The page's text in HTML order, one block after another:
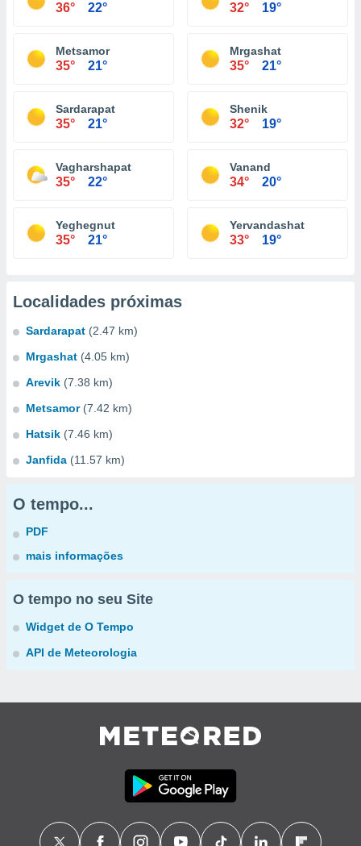
36° 22° 32° 19°
Metsamor
35° 21°
Mrgashat
35° 21°
Sardarapat
35° 21°
Shenik
32° 19°
Vagharshapat
35° 22°
Vanand
34° 20°
Yeghegnut
35° 21°
Yervandashat
33° 19°
Localidades próximas
Sardarapat (2.47 km)
Mrgashat (4.05 km)
Arevik (7.38 km)
Metsamor (7.42 km)
Hatsik (7.46 km)
Janfida (11.57 km)
O tempo...
PDF
mais informações
O tempo no seu Site
Widget de O Tempo
API de Meteorologia